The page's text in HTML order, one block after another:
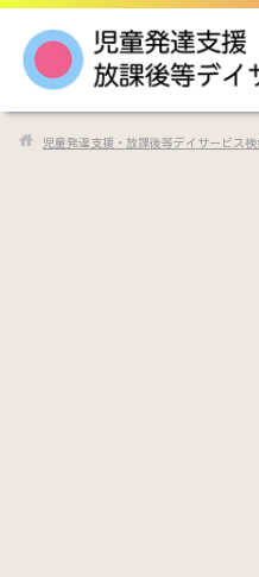
児童発達支援・放課後等デイサービス検